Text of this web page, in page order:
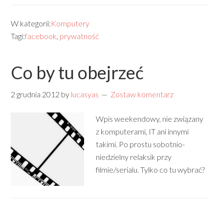
W kategorii:Komputery
Tagi:facebook, prywatność
Co by tu obejrzeć
2 grudnia 2012 by lucasyas Zostaw komentarz
Wpis weekendowy, nie związany
z komputerami, IT ani innymi
takimi. Po prostu sobotnio-
niedzielny relaksik przy
filmie/serialu. Tylko co tu wybrać?